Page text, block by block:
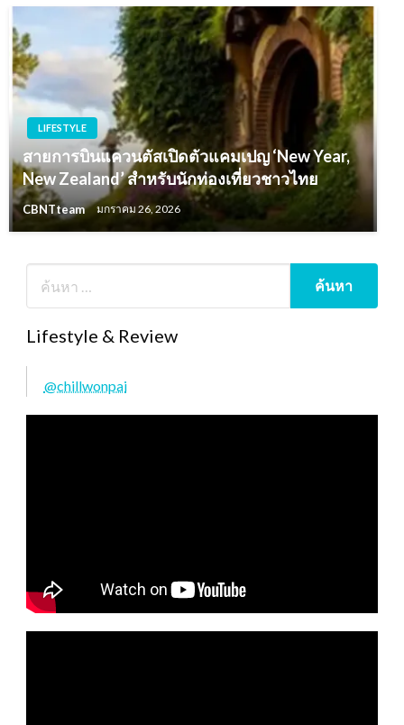
LIFESTYLE
สายการบินแควนตัสเปิดตัวแคมเปญ ‘New Year,
New Zealand’ สำหรับนักท่องเที่ยวชาวไทย
CBNTteam มกราคม 26, 2026
Lifestyle & Review
@chillwonpai